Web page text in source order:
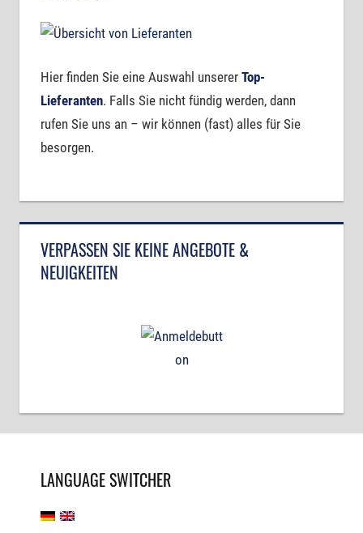
Hier finden Sie eine Auswahl unsererTop-
Lieferanten. Falls Sie nicht fündig werden, dann
rufen Sie uns an – wir können (fast) alles für Sie
besorgen.
VERPASSEN SIE KEINE ANGEBOTE &
NEUIGKEITEN
LANGUAGE SWITCHER